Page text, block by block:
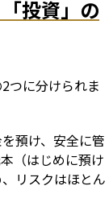
投資」の
つに分けられま
預け、安全に管
（はじめに預け
リスクはほとん